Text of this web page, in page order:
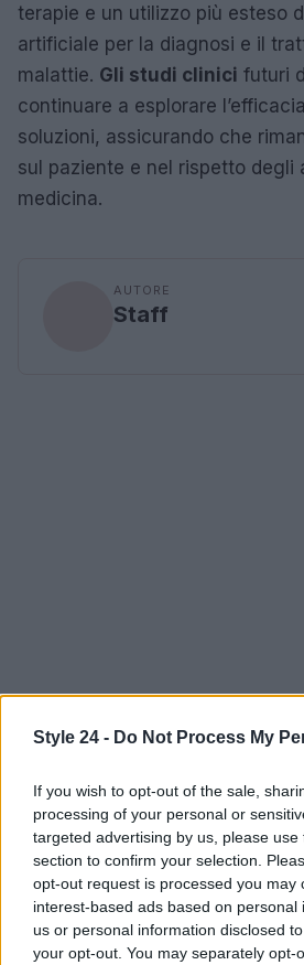
Style 24 - Do Not Process My
If you wish to opt-out of the sale,
processing of your personal or
targeted advertising by us, please
section to confirm your selection.
opt-out request is processed you may
interest-based ads based on personal
us or personal information disclosed
your opt-out. You may separately opt-
terapie e un utilizzo più esteso
artificiale per la diagnosi e il
malattie. Gli studi clinici futuri
continuare a esplorare
soluzioni, assicurando che
sul paziente e nel rispetto degli
medicina.
AUTORE
Staff
Continua a leggere
LIFESTYLE